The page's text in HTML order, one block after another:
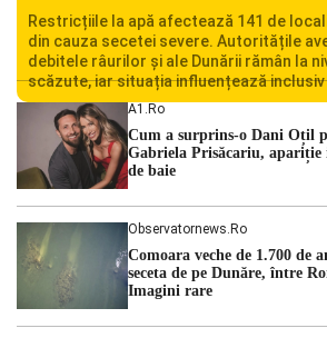
Restricțiile la apă afectează 141 de
din cauza secetei severe. Autoritățile
debitele râurilor și ale Dunării rămân la
scăzute, iar situația influențează
Centralei Nucleare de la Cernavodă.
cu una dintre cele mai dificile perioade
hidrologic din ultimii ani. Lipsa […]
A1.ro
Cum a surprins-o Dani Oțil
Gabriela Prisăcariu, apariție
de baie
Observatornews.ro
Comoara veche de 1.700 de
seceta de pe Dunăre, între
Imagini rare